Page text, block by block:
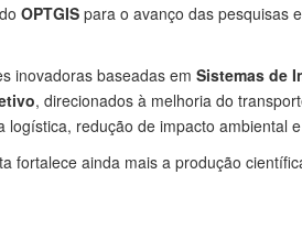
OPTGIS para o avanço das pesquisas
inovadoras baseadas em Sistemas de
, direcionados à melhoria do
logística, redução de impacto ambiental
fortalece ainda mais a produção